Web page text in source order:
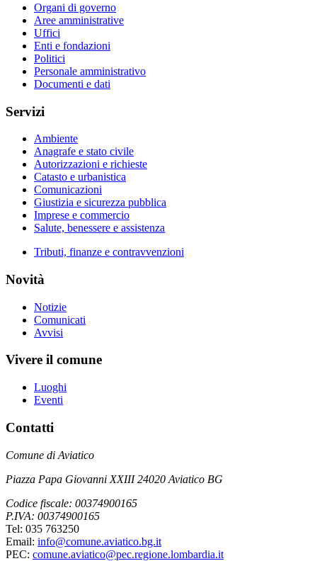
Organi di governo
Aree amministrative
Uffici
Enti e fondazioni
Politici
Personale amministrativo
Documenti e dati
Servizi
Ambiente
Anagrafe e stato civile
Autorizzazioni e richieste
Catasto e urbanistica
Comunicazioni
Giustizia e sicurezza pubblica
Imprese e commercio
Salute, benessere e assistenza
Tributi, finanze e contravvenzioni
Novità
Notizie
Comunicati
Avvisi
Vivere il comune
Luoghi
Eventi
Contatti
Comune di Aviatico
Piazza Papa Giovanni XXIII 24020 Aviatico BG
Codice fiscale: 00374900165
P.IVA: 00374900165
Tel: 035 763250
Email: info@comune.aviatico.bg.it
PEC: comune.aviatico@pec.regione.lombardia.it